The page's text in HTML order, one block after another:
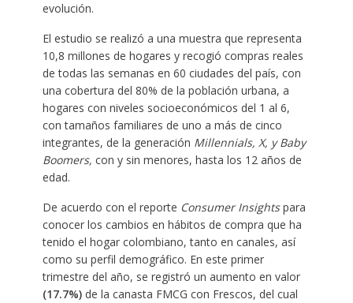
evolución.
El estudio se realizó a una muestra que representa
10,8 millones de hogares y recogió compras reales
de todas las semanas en 60 ciudades del país, con
una cobertura del 80% de la población urbana, a
hogares con niveles socioeconómicos del 1 al 6,
con tamaños familiares de uno a más de cinco
integrantes, de la generación Millennials, X, y Baby
Boomers, con y sin menores, hasta los 12 años de
edad.
De acuerdo con el reporte Consumer Insightspara
conocer los cambios en hábitos de compra que ha
tenido el hogar colombiano, tanto en canales, así
como su perfil demográfico. En este primer
trimestre del año, se registró un aumento en valor
(17.7%)de la canasta FMCG con Frescos, del cual